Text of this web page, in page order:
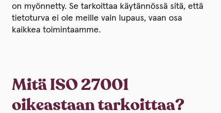
on myönnetty. Se tarkoittaa käytännössä sitä, että
tietoturva ei ole meille vain lupaus, vaan osa
kaikkea toimintaamme.
Mitä ISO 27001
oikeastaan tarkoittaa?